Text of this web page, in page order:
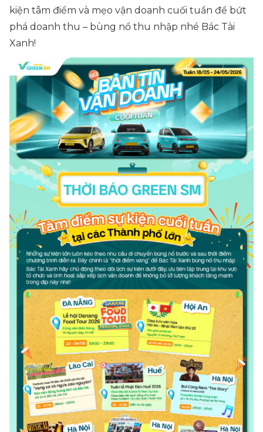
kiện tâm điểm và mẹo vận doanh cuối tuần để bứt
phá doanh thu – bùng nổ thu nhập nhé Bác Tài
Xanh!